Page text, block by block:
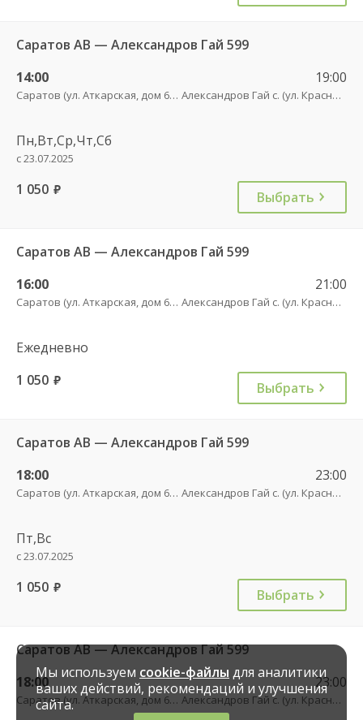
Саратов АВ — Александров Гай 599
14:00
Саратов (ул. Аткарская, дом 66 А)
19:00
Александров Гай с. (ул. Красного Бойца, 53)
Пн,Вт,Ср,Чт,Сб
с 23.07.2025
1 050 руб. Выбрать
Саратов АВ — Александров Гай 599
16:00
Саратов (ул. Аткарская, дом 66 А)
21:00
Александров Гай с. (ул. Красного Бойца, 53)
Ежедневно
1 050 руб. Выбрать
Саратов АВ — Александров Гай 599
18:00
Саратов (ул. Аткарская, дом 66 А)
23:00
Александров Гай с. (ул. Красного Бойца, 53)
Пт,Вс
с 23.07.2025
1 050 руб. Выбрать
Саратов АВ — Александров Гай 599
18:00
Саратов (ул. Аткарская, дом 66 А)
23:00
Александров Гай с. (ул. Красного Бойца, 53)
Мы используем cookie-файлы для аналитики
ваших действий, рекомендаций и улучшения
сайта.